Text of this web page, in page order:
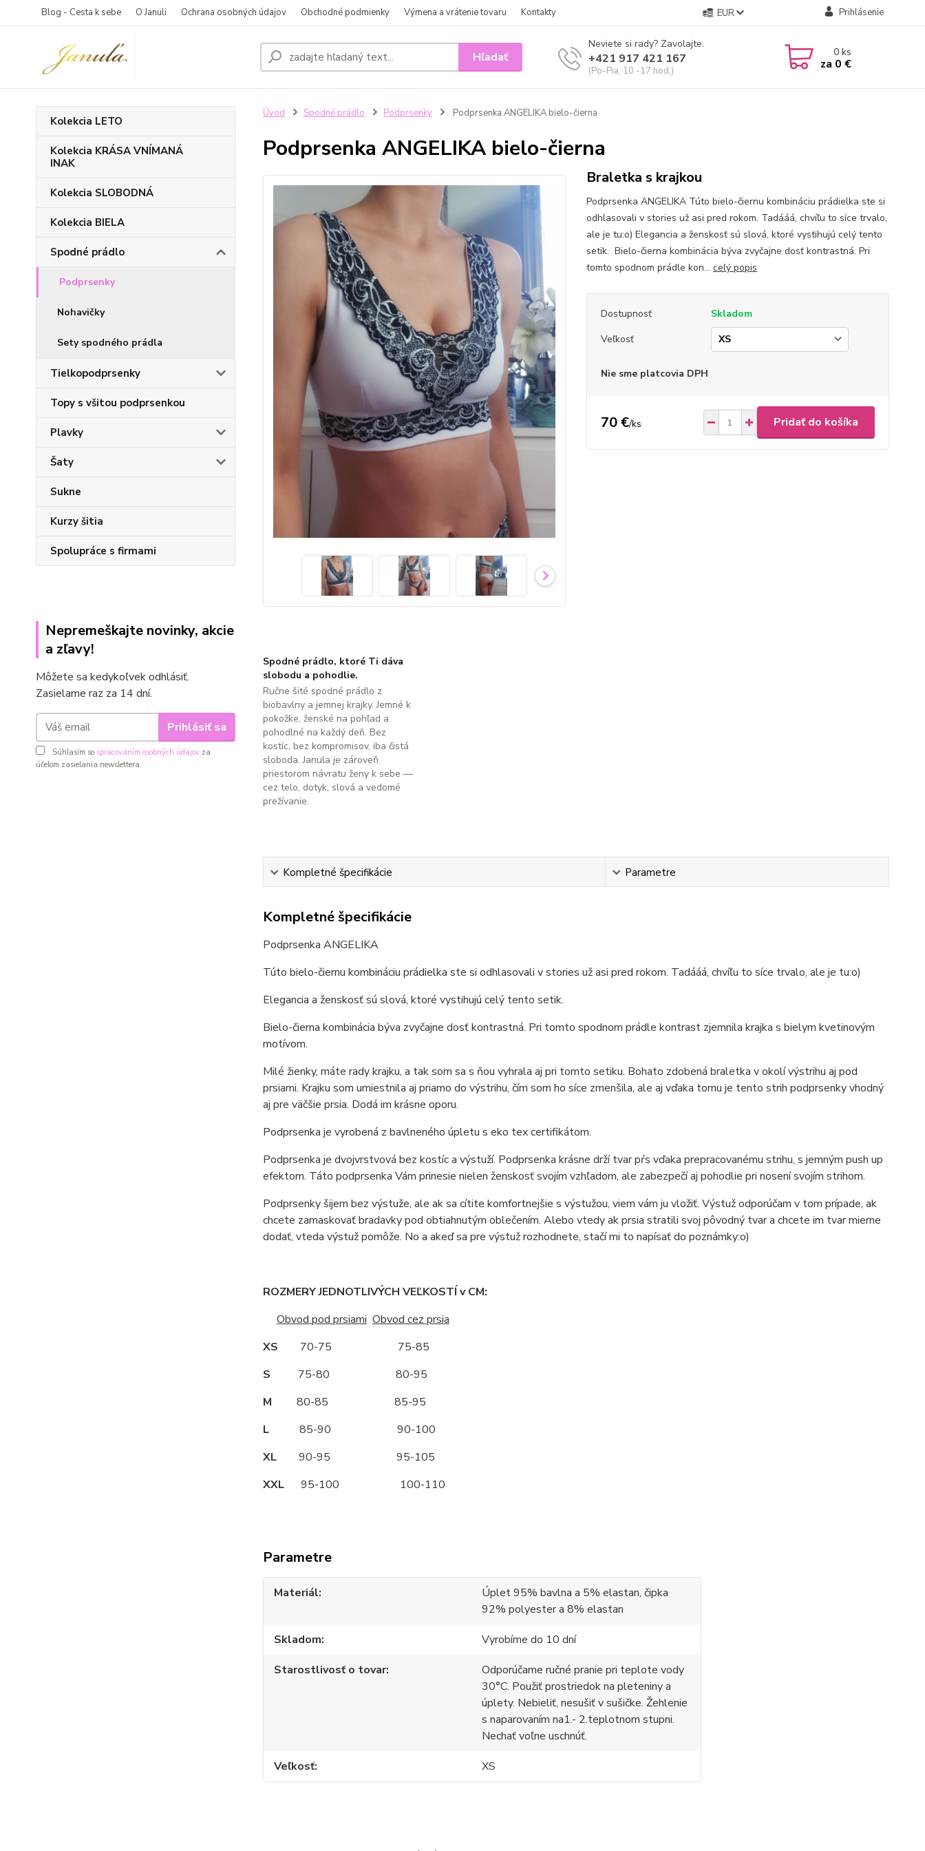
Blog - Cesta k sebe O Januli Ochrana osobných údajov Obchodné podmienky Výmena a vrátenie tovaru Kontakty EUR Prihlásenie
Hľadať
Neviete si rady? Zavolajte.
+421 917 421 167
(Po-Pia, 10 -17 hod.)
0ks
za 0 €
Kolekcia LETO
Kolekcia KRÁSA VNÍMANÁ
INAK
Kolekcia SLOBODNÁ
Kolekcia BIELA
Spodné prádlo
Podprsenky
Nohavičky
Sety spodného prádla
Tielkopodprsenky
Topy s všitou podprsenkou
Plavky
Šaty
Sukne
Kurzy šitia
Spolupráce s firmami
Nepremeškajte novinky, akcie
a zľavy!
Môžete sa kedykoľvek odhlásiť.
Zasielame raz za 14 dní.
Prihlásiť sa
Súhlasím so spracovaním osobných údajov za
účelom zasielania newslettera.
Úvod Spodné prádlo Podprsenky Podprsenka ANGELIKA bielo-čierna
Podprsenka ANGELIKA bielo-čierna
Braletka s krajkou
Podprsenka ANGELIKA Túto bielo-čiernu kombináciu prádielka ste si
odhlasovali v stories už asi pred rokom. Tadááá, chvíľu to síce trvalo,
ale je tu:o) Elegancia a ženskosť sú slová, ktoré vystihujú celý tento
setik. Bielo-čierna kombinácia býva zvyčajne dosť kontrastná. Pri
tomto spodnom prádle kon... celý popis
Dostupnosť
Skladom
Veľkosť
Nie sme platcovia DPH
70 €/ks Pridať do košíka
Spodné prádlo, ktoré Ti dáva
slobodu a pohodlie.
Ručne šité spodné prádlo z
biobavlny a jemnej krajky. Jemné k
pokožke, ženské na pohľad a
pohodlné na každý deň. Bez
kostíc, bez kompromisov, iba čistá
sloboda. Janula je zároveň
priestorom návratu ženy k sebe —
cez telo, dotyk, slová a vedomé
prežívanie.
Kompletné špecifikácie Parametre
Kompletné špecifikácie
Podprsenka ANGELIKA
Túto bielo-čiernu kombináciu prádielka ste si odhlasovali v stories už asi pred rokom. Tadááá, chvíľu to síce trvalo, ale je tu:o)
Elegancia a ženskosť sú slová, ktoré vystihujú celý tento setik.
Bielo-čierna kombinácia býva zvyčajne dosť kontrastná. Pri tomto spodnom prádle kontrast zjemnila krajka s bielym kvetinovým
motívom.
Milé žienky, máte rady krajku, a tak som sa s ňou vyhrala aj pri tomto setiku. Bohato zdobená braletka v okolí výstrihu aj pod
prsiami. Krajku som umiestnila aj priamo do výstrihu, čím som ho síce zmenšila, ale aj vďaka tomu je tento strih podprsenky vhodný
aj pre väčšie prsia. Dodá im krásne oporu.
Podprsenka je vyrobená z bavlneného úpletu s eko tex certifikátom.
Podprsenka je dvojvrstvová bez kostíc a výstuží. Podprsenka krásne drží tvar pŕs vďaka prepracovanému strihu, s jemným push up
efektom. Táto podprsenka Vám prinesie nielen ženskosť svojím vzhľadom, ale zabezpečí aj pohodlie pri nosení svojím strihom.
Podprsenky šijem bez výstuže, ale ak sa cítite komfortnejšie s výstužou, viem vám ju vložiť. Výstuž odporúčam v tom prípade, ak
chcete zamaskovať bradavky pod obtiahnutým oblečením. Alebo vtedy ak prsia stratili svoj pôvodný tvar a chcete im tvar mierne
dodať, vteda výstuž pomôže. No a akeď sa pre výstuž rozhodnete, stačí mi to napísať do poznámky:o)
ROZMERY JEDNOTLIVÝCH VEĽKOSTÍ v CM:
Obvod pod prsiami Obvod cez prsia
XS 70-75 75-85
S 75-80 80-95
M 80-85 85-95
L85-90 90-100
XL90-95 95-105
XXL95-100 100-110
Parametre
Materiál
Úplet 95% bavlna a 5% elastan, čipka
92% polyester a 8% elastan
Skladom
Vyrobíme do 10 dní
Starostlivosť o tovar
Odporúčame ručné pranie pri teplote vody
30°C. Použiť prostriedok na pleteniny a
úplety. Nebieliť, nesušiť v sušičke. Žehlenie
s naparovaním na1.- 2.teplotnom stupni.
Nechať voľne uschnúť.
Veľkosť
XS